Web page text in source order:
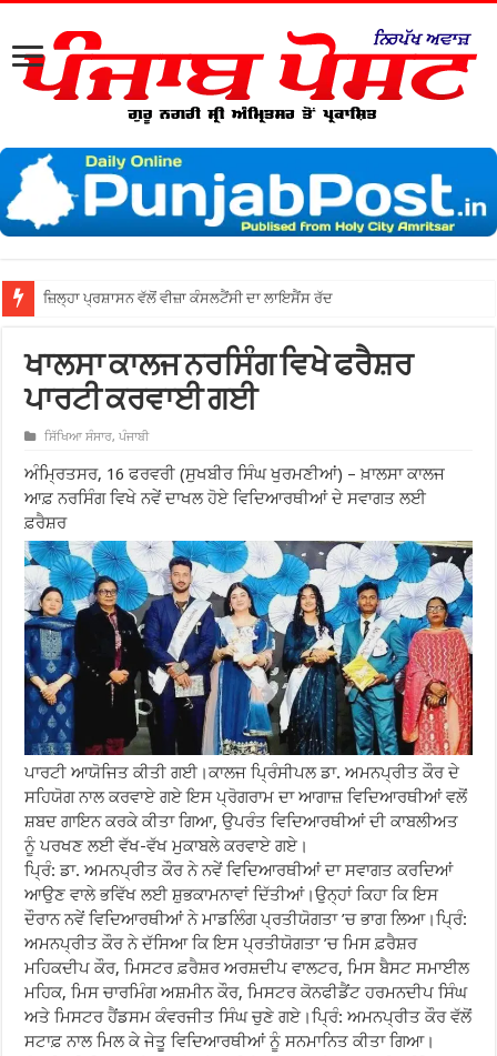
ਜ਼ਿਲ੍ਹਾ ਪ੍ਰਸ਼ਾਸਨ ਵੱਲੋਂ ਵੀਜ਼ਾ ਕੰਸਲਟੈਂਸੀ ਦਾ ਲਾਇਸੈਂਸ ਰੱਦ
ਖਾਲਸਾ ਕਾਲਜ ਨਰਸਿੰਗ ਵਿਖੇ ਫਰੈਸ਼ਰ
ਪਾਰਟੀ ਕਰਵਾਈ ਗਈ
ਸਿੱਖਿਆ ਸੰਸਾਰ,ਪੰਜਾਬੀ
ਅੰਮ੍ਰਿਤਸਰ, 16 ਫਰਵਰੀ (ਸੁਖਬੀਰ ਸਿੰਘ ਖੁਰਮਣੀਆਂ) – ਖ਼ਾਲਸਾ ਕਾਲਜ
ਆਫ਼ ਨਰਸਿੰਗ ਵਿਖੇ ਨਵੇਂ ਦਾਖਲ ਹੋਏ ਵਿਦਿਆਰਥੀਆਂ ਦੇ ਸਵਾਗਤ ਲਈ
ਫ਼ਰੈਸ਼ਰ
ਪਾਰਟੀ ਆਯੋਜਿਤ ਕੀਤੀ ਗਈ।ਕਾਲਜ ਪ੍ਰਿੰਸੀਪਲ ਡਾ. ਅਮਨਪ੍ਰੀਤ ਕੌਰ ਦੇ
ਸਹਿਯੋਗ ਨਾਲ ਕਰਵਾਏ ਗਏ ਇਸ ਪ੍ਰੋਗਰਾਮ ਦਾ ਆਗਾਜ਼ ਵਿਦਿਆਰਥੀਆਂ ਵਲੋਂ
ਸ਼ਬਦ ਗਾਇਨ ਕਰਕੇ ਕੀਤਾ ਗਿਆ, ਉਪਰੰਤ ਵਿਦਿਆਰਥੀਆਂ ਦੀ ਕਾਬਲੀਅਤ
ਨੂੰ ਪਰਖਣ ਲਈ ਵੱਖ-ਵੱਖ ਮੁਕਾਬਲੇ ਕਰਵਾਏ ਗਏ।
ਪ੍ਰਿੰ: ਡਾ. ਅਮਨਪ੍ਰੀਤ ਕੌਰ ਨੇ ਨਵੇਂ ਵਿਦਿਆਰਥੀਆਂ ਦਾ ਸਵਾਗਤ ਕਰਦਿਆਂ
ਆਉਣ ਵਾਲੇ ਭਵਿੱਖ ਲਈ ਸ਼ੁਭਕਾਮਨਾਵਾਂ ਦਿੱਤੀਆਂ।ਉਨ੍ਹਾਂ ਕਿਹਾ ਕਿ ਇਸ
ਦੌਰਾਨ ਨਵੇਂ ਵਿਦਿਆਰਥੀਆਂ ਨੇ ਮਾਡਲਿੰਗ ਪ੍ਰਤੀਯੋਗਤਾ ’ਚ ਭਾਗ ਲਿਆ।ਪ੍ਰਿੰ:
ਅਮਨਪ੍ਰੀਤ ਕੌਰ ਨੇ ਦੱਸਿਆ ਕਿ ਇਸ ਪ੍ਰਤੀਯੋਗਤਾ ’ਚ ਮਿਸ ਫ਼ਰੈਸ਼ਰ
ਮਹਿਕਦੀਪ ਕੌਰ, ਮਿਸਟਰ ਫ਼ਰੈਸ਼ਰ ਅਰਸ਼ਦੀਪ ਵਾਲਟਰ, ਮਿਸ ਬੈਸਟ ਸਮਾਈਲ
ਮਹਿਕ, ਮਿਸ ਚਾਰਮਿੰਗ ਅਸ਼ਮੀਨ ਕੌਰ, ਮਿਸਟਰ ਕੋਨਫੀਡੈਂਟ ਹਰਮਨਦੀਪ ਸਿੰਘ
ਅਤੇ ਮਿਸਟਰ ਹੈਂਡਸਮ ਕੰਵਰਜੀਤ ਸਿੰਘ ਚੁਣੇ ਗਏ।ਪਿ੍ਰੰ: ਅਮਨਪ੍ਰੀਤ ਕੌਰ ਵੱਲੋਂ
ਸਟਾਫ਼ ਨਾਲ ਮਿਲ ਕੇ ਜੇਤੂ ਵਿਦਿਆਰਥੀਆਂ ਨੂੰ ਸਨਮਾਨਿਤ ਕੀਤਾ ਗਿਆ।